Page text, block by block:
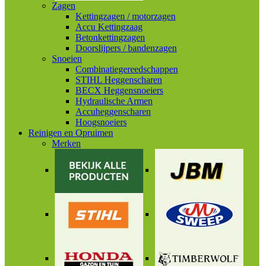
Zagen
Kettingzagen / motorzagen
Accu Kettingzaag
Betonkettingzagen
Doorslijpers / bandenzagen
Snoeien
Combinatiegereedschappen
STIHL Heggenscharen
BECX Heggensnoeiers
Hydraulische Armen
Accuheggenscharen
Hoogsnoeiers
Reinigen en Opruimen
Merken